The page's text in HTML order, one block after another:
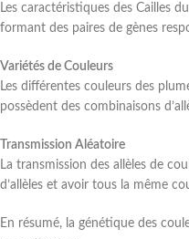
Les caractéristiques des Cailles
formant des paires de gènes
Variétés de Couleurs
Les différentes couleurs des
possèdent des combinaisons
Transmission Aléatoire
La transmission des allèles de
d’allèles et avoir tous la même
En résumé, la génétique des